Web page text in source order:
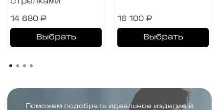
14 680 ₽
Выбрать
16 100 ₽
Выбрать
Поможем подобрать идеальное изделие и